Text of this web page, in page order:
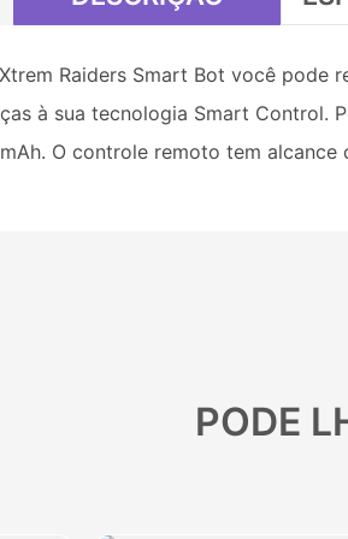
Raiders Smart Bot você
à sua tecnologia Smart Control.
O controle remoto tem
PODE